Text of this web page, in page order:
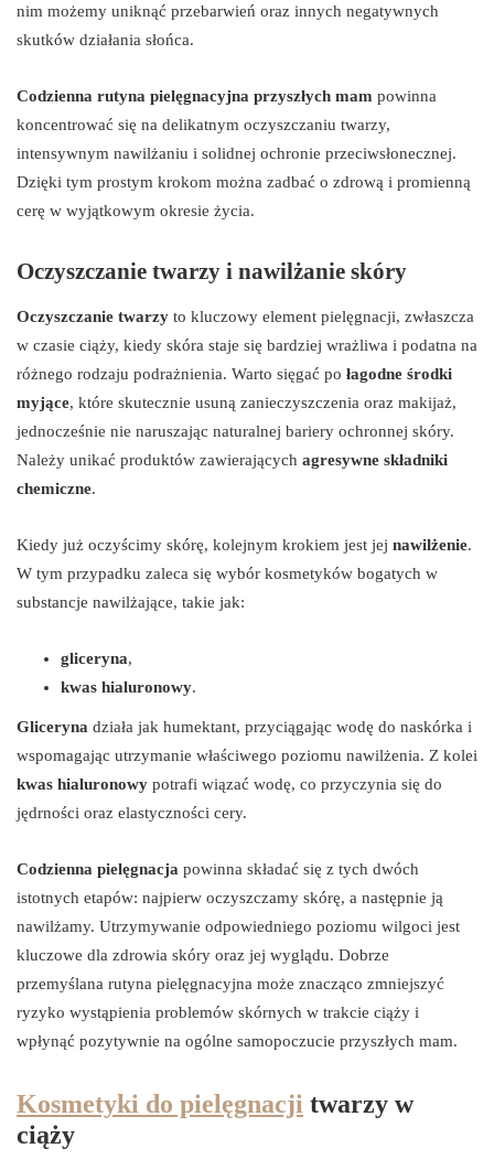
nim możemy uniknąć przebarwień oraz innych negatywnych
skutków działania słońca.
Codzienna rutyna pielęgnacyjna przyszłych mam powinna
koncentrować się na delikatnym oczyszczaniu twarzy,
intensywnym nawilżaniu i solidnej ochronie przeciwsłonecznej.
Dzięki tym prostym krokom można zadbać o zdrową i promienną
cerę w wyjątkowym okresie życia.
Oczyszczanie twarzy i nawilżanie skóry
Oczyszczanie twarzy to kluczowy element pielęgnacji, zwłaszcza
w czasie ciąży, kiedy skóra staje się bardziej wrażliwa i podatna na
różnego rodzaju podrażnienia. Warto sięgać po łagodne środki
myjące, które skutecznie usuną zanieczyszczenia oraz makijaż,
jednocześnie nie naruszając naturalnej bariery ochronnej skóry.
Należy unikać produktów zawierających agresywne składniki
chemiczne.
Kiedy już oczyścimy skórę, kolejnym krokiem jest jej nawilżenie.
W tym przypadku zaleca się wybór kosmetyków bogatych w
substancje nawilżające, takie jak:
gliceryna,
kwas hialuronowy.
Gliceryna działa jak humektant, przyciągając wodę do naskórka i
wspomagając utrzymanie właściwego poziomu nawilżenia. Z kolei
kwas hialuronowy potrafi wiązać wodę, co przyczynia się do
jędrności oraz elastyczności cery.
Codzienna pielęgnacja powinna składać się z tych dwóch
istotnych etapów: najpierw oczyszczamy skórę, a następnie ją
nawilżamy. Utrzymywanie odpowiedniego poziomu wilgoci jest
kluczowe dla zdrowia skóry oraz jej wyglądu. Dobrze
przemyślana rutyna pielęgnacyjna może znacząco zmniejszyć
ryzyko wystąpienia problemów skórnych w trakcie ciąży i
wpłynąć pozytywnie na ogólne samopoczucie przyszłych mam.
Kosmetyki do pielęgnacji twarzy w
ciąży